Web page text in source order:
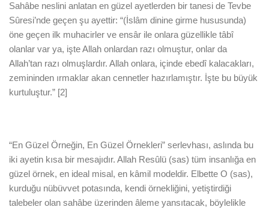
Sahâbe neslini anlatan en güzel ayetlerden bir tanesi de Tevbe
Sûresi’nde geçen şu ayettir: “(İslâm dinine girme hususunda)
öne geçen ilk muhacirler ve ensâr ile onlara güzellikle tâbî
olanlar var ya, işte Allah onlardan razı olmuştur, onlar da
Allah’tan razı olmuşlardır. Allah onlara, içinde ebedî kalacakları,
zemininden ırmaklar akan cennetler hazırlamıştır. İşte bu büyük
kurtuluştur.” [2]
“En Güzel Örneğin, En Güzel Örnekleri” serlevhası, aslında bu
iki ayetin kısa bir mesajıdır. Allah Resûlü (sas) tüm insanlığa en
güzel örnek, en ideal misal, en kâmil modeldir. Elbette O (sas),
kurduğu nübüvvet potasında, kendi örnekliğini, yetiştirdiği
talebeler olan sahâbe üzerinden âleme yansıtacak, böylelikle